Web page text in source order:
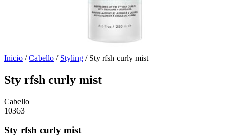
Inicio /Cabello / Styling / Sty rfsh curly mist
Sty rfsh curly mist
Cabello
10363
Sty rfsh curly mist